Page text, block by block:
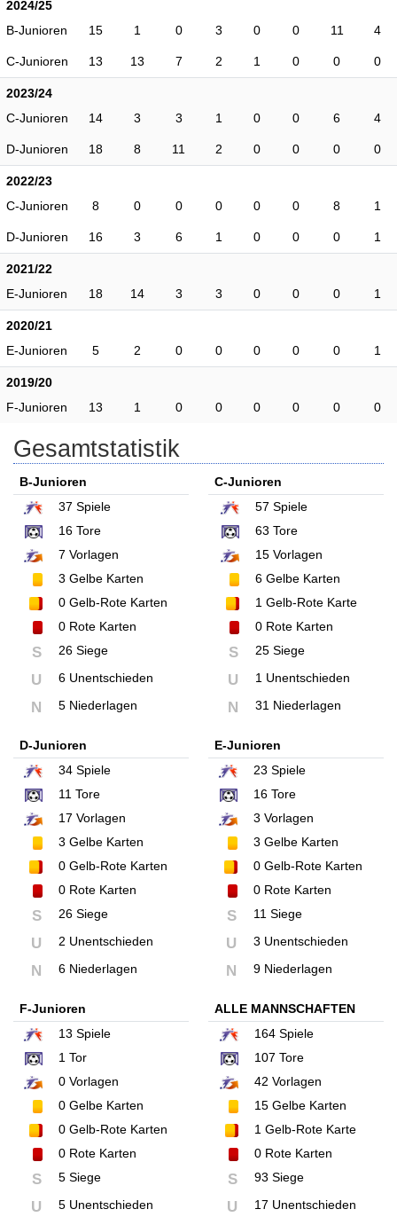
2024/25
B-Junioren
15 1 0 3 0 0 11 4
C-Junioren 13 13 7 2 1 0 0 0
2023/24
C-Junioren
14 3 3 1 0 0 6 4
D-Junioren 18 8 11 2 0 0 0 0
2022/23
C-Junioren
8 0 0 0 0 0 8 1
D-Junioren 16 3 6 1 0 0 0 1
2021/22
E-Junioren
18 14 3 3 0 0 0 1
2020/21
E-Junioren
5 2 0 0 0 0 0 1
2019/20
F-Junioren
13 1 0 0 0 0 0 0
Gesamtstatistik
B-Junioren
37 Spiele
16 Tore
7 Vorlagen
3 Gelbe Karten
0 Gelb-Rote Karten
0 Rote Karten
S 26 Siege
U 6 Unentschieden
N 5 Niederlagen
C-Junioren
57 Spiele
63 Tore
15Vorlagen
6Gelbe Karten
1Gelb-Rote Karte
0Rote Karten
S 25 Siege
U 1 Unentschieden
N 31 Niederlagen
D-Junioren
34 Spiele
11 Tore
17 Vorlagen
3 Gelbe Karten
0 Gelb-Rote Karten
0 Rote Karten
S 26 Siege
U 2 Unentschieden
N 6 Niederlagen
E-Junioren
23 Spiele
16Tore
3 Vorlagen
3 Gelbe Karten
0Gelb-Rote Karten
0Rote Karten
S 11 Siege
U 3 Unentschieden
N 9 Niederlagen
F-Junioren
13 Spiele
1 Tor
0 Vorlagen
0 Gelbe Karten
0 Gelb-Rote Karten
0 Rote Karten
S 5 Siege
U 5 Unentschieden
ALLE MANNSCHAFTEN
164Spiele
107 Tore
42 Vorlagen
15Gelbe Karten
1Gelb-Rote Karte
0Rote Karten
S 93 Siege
U 17 Unentschieden